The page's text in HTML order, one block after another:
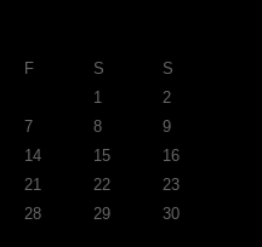
F S
S
1
2
7 8
9
14 15
16
21 22
23
28 29
30